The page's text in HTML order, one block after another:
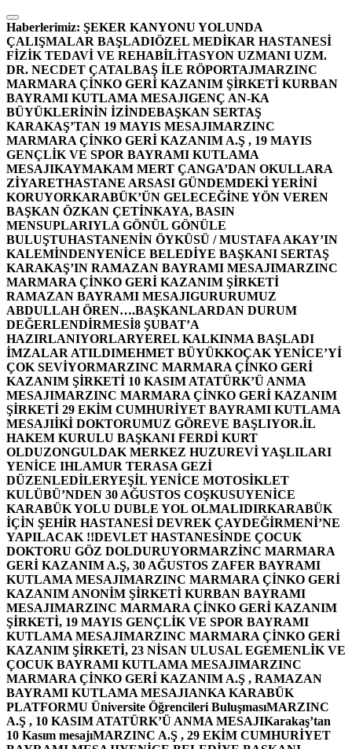
İçeriğe
atla
Haberlerimiz: ŞEKER KANYONU YOLUNDA
ÇALIŞMALAR BAŞLADIÖZEL MEDİKAR HASTANESİ
FİZİK TEDAVİ VE REHABİLİTASYON UZMANI UZM.
DR. NECDET ÇATALBAŞ İLE RÖPORTAJMARZINC
MARMARA ÇİNKO GERİ KAZANIM ŞİRKETİ KURBAN
BAYRAMI KUTLAMA MESAJIGENÇ AN-KA
BÜYÜKLERİNİN İZİNDEBAŞKAN SERTAŞ
KARAKAŞ’TAN 19 MAYIS MESAJIMARZINC
MARMARA ÇİNKO GERİ KAZANIM A.Ş , 19 MAYIS
GENÇLİK VE SPOR BAYRAMI KUTLAMA
MESAJIKAYMAKAM MERT ÇANGA’DAN OKULLARA
ZİYARETHASTANE ARSASI GÜNDEMDEKİ YERİNİ
KORUYORKARABÜK’ÜN GELECEĞİNE YÖN VEREN
BAŞKAN ÖZKAN ÇETİNKAYA, BASIN
MENSUPLARIYLA GÖNÜL GÖNÜLE
BULUŞTUHASTANENİN ÖYKÜSÜ / MUSTAFA AKAY’IN
KALEMİNDENYENİCE BELEDİYE BAŞKANI SERTAŞ
KARAKAŞ’IN RAMAZAN BAYRAMI MESAJIMARZINC
MARMARA ÇİNKO GERİ KAZANIM ŞİRKETİ
RAMAZAN BAYRAMI MESAJIGURURUMUZ
ABDULLAH ÖREN….BAŞKANLARDAN DURUM
DEĞERLENDİRMESİ8 ŞUBAT’A
HAZIRLANIYORLARYEREL KALKINMA BAŞLADI
İMZALAR ATILDIMEHMET BÜYÜKKOÇAK YENİCE’Yİ
ÇOK SEVİYORMARZINC MARMARA ÇİNKO GERİ
KAZANIM ŞİRKETİ 10 KASIM ATATÜRK’Ü ANMA
MESAJIMARZINC MARMARA ÇİNKO GERİ KAZANIM
ŞİRKETİ 29 EKİM CUMHURİYET BAYRAMI KUTLAMA
MESAJIİKİ DOKTORUMUZ GÖREVE BAŞLIYOR.İL
HAKEM KURULU BAŞKANI FERDİ KURT
OLDUZONGULDAK MERKEZ HUZUREVİ YAŞLILARI
YENİCE IHLAMUR TERASA GEZİ
DÜZENLEDİLERYEŞİL YENİCE MOTOSİKLET
KULÜBÜ’NDEN 30 AĞUSTOS COŞKUSUYENİCE
KARABÜK YOLU DUBLE YOL OLMALIDIRKARABÜK
İÇİN ŞEHİR HASTANESİ DEVREK ÇAYDEĞİRMENİ’NE
YAPILACAK !!DEVLET HASTANESİNDE ÇOCUK
DOKTORU GÖZ DOLDURUYORMARZİNC MARMARA
GERİ KAZANIM A.Ş, 30 AĞUSTOS ZAFER BAYRAMI
KUTLAMA MESAJIMARZINC MARMARA ÇİNKO GERİ
KAZANIM ANONİM ŞİRKETİ KURBAN BAYRAMI
MESAJIMARZINC MARMARA ÇİNKO GERİ KAZANIM
ŞİRKETİ, 19 MAYIS GENÇLİK VE SPOR BAYRAMI
KUTLAMA MESAJIMARZINC MARMARA ÇİNKO GERİ
KAZANIM ŞİRKETİ, 23 NİSAN ULUSAL EGEMENLİK VE
ÇOCUK BAYRAMI KUTLAMA MESAJIMARZINC
MARMARA ÇİNKO GERİ KAZANIM A.Ş , RAMAZAN
BAYRAMI KUTLAMA MESAJIANKA KARABÜK
PLATFORMU Üniversite Öğrencileri BuluşmasıMARZINC
A.Ş , 10 KASIM ATATÜRK’Ü ANMA MESAJIKarakaş’tan
10 Kasım mesajıMARZINC A.Ş , 29 EKİM CUMHURİYET